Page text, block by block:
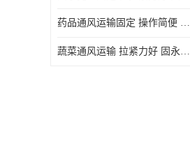
药品通风运输固定 操作简便 固永包材
蔬菜通风运输 拉紧力好 固永包材